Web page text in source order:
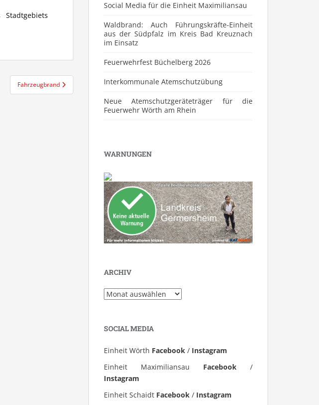
Fahrzeugbrand
Social Media für die Einheit Maximiliansau
Waldbrand: Auch Führungskräfte-Einheit
aus der Südpfalz im Kreis Bad Kreuznach
im Einsatz
Feuerwehrfest Büchelberg 2026
⁠Interkommunale Atemschutzübung
Neue Atemschutzgeräteträger für die
Feuerwehr Wörth am Rhein
WARNUNGEN
ARCHIV
Archiv
SOCIAL MEDIA
Einheit Wörth Facebook / Instagram
Einheit Maximiliansau Facebook /
Instagram
Einheit Schaidt Facebook / Instagram